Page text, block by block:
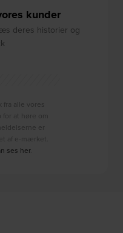
kunder
deres historier og
alle vores
at høre om
er
af e-mærket.
ses her.